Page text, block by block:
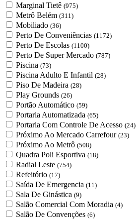
Marginal Tietê (975)
Metrô Belém (311)
Mobiliado (36)
Perto De Conveniências (1172)
Perto De Escolas (1100)
Perto De Super Mercado (787)
Piscina (73)
Piscina Adulto E Infantil (28)
Piso De Madeira (28)
Play Grounds (26)
Portão Automático (59)
Portaria Automatizada (65)
Portaria Com Controle De Acesso (24)
Próximo Ao Mercado Carrefour (23)
Próximo Ao Metrô (508)
Quadra Poli Esportiva (18)
Radial Leste (754)
Refeitório (17)
Saída De Emergencia (11)
Sala De Ginástica (9)
Salão Comercial Com Moradia (4)
Salão De Convenções (6)